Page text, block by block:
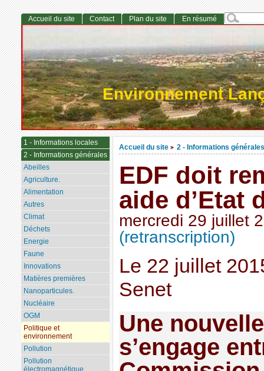
Environnement
Accueil du site > 2 - Informations générales
EDF doit
aide d’Etat
mercredi 29 juillet
(retranscription)
Le 22 juillet
Senet
Une
s’engage
Accueil du site Contact Plan du site En résumé
1 - Informations locales
2 - Informations générales
Abeilles
Agriculture.
Alimentation
Autres
Climat
Déchets
Energie
Faune
Innovations
Matières premières
Nanoparticules.
Nucléaire
OGM
Politique et
environnement
Pollution
Pollution